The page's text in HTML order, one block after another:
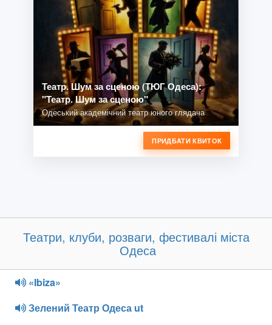
Театр. Шум за сценою (ТЮГ Одеса):
"Театр. Шум за сценою"
Одеський академічний театр юного глядача
ПРИДБАТИ КВИТОК
Театри, клуби, розваги, фестивалі міста
Одеса
«Ibiza»
Зелений Театр Одеса ut